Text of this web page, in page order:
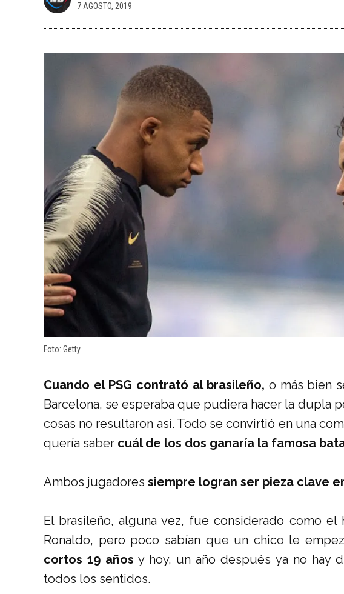
7 AGOSTO, 2019
Foto: Getty
Cuando el PSG contrató al brasileño, o más bien
Barcelona, se esperaba que pudiera hacer la dupla
cosas no resultaron así. Todo se convirtió en una
quería saber cuál de los dos ganaría la famosa
Ambos jugadores siempre logran ser pieza clave
El brasileño, alguna vez, fue considerado como el
Ronaldo, pero poco sabían que un chico le
cortos 19 años y hoy, un año después ya no hay
todos los sentidos.